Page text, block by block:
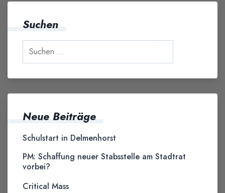
Suchen
Neue Beiträge
Schulstart in Delmenhorst
PM: Schaffung neuer Stabsstelle am Stadtrat
vorbei?
Critical Mass